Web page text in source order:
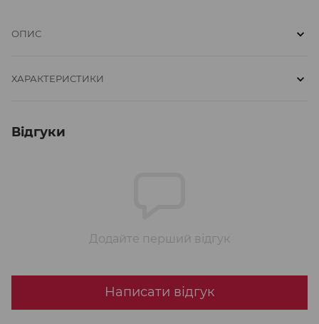
ОПИС
ХАРАКТЕРИСТИКИ
Відгуки
Додайте перший відгук
Написати відгук